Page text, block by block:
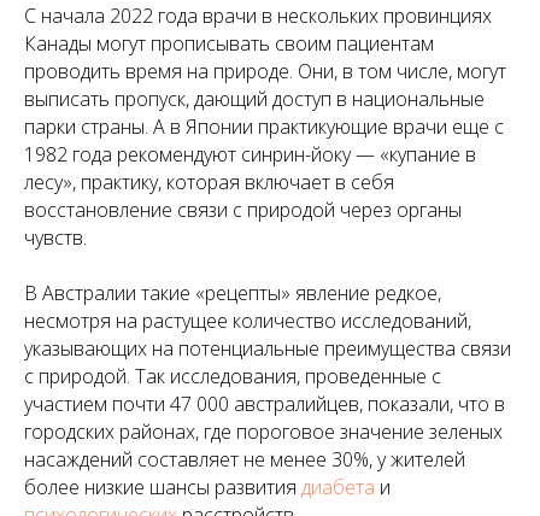
С начала 2022 года врачи в нескольких провинциях
Канады могут прописывать своим пациентам
проводить время на природе. Они, в том числе, могут
выписать пропуск, дающий доступ в национальные
парки страны. А в Японии практикующие врачи еще с
1982 года рекомендуют синрин-йоку — «купание в
лесу», практику, которая включает в себя
восстановление связи с природой через органы
чувств.
В Австралии такие «рецепты» явление редкое,
несмотря на растущее количество исследований,
указывающих на потенциальные преимущества связи
с природой. Так исследования, проведенные с
участием почти 47 000 австралийцев, показали, что в
городских районах, где пороговое значение зеленых
насаждений составляет не менее 30%, у жителей
более низкие шансы развития диабета и